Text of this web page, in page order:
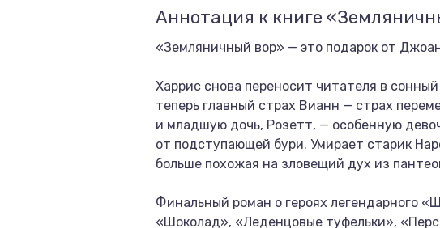
Аннотация к книге
«Земляничный вор» — это подарок от
Харрис снова переносит читателя в
теперь главный страх Вианн — страх
и младшую дочь, Розетт, — особенную
от подступающей бури. Умирает старик
больше похожая на зловещий дух из
Финальный роман о героях легендарного
«Шоколад», «Леденцовые туфельки»,